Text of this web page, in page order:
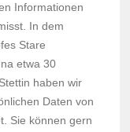
Informationen
In dem
Stare
etwa 30
haben wir
Daten von
Sie können gern